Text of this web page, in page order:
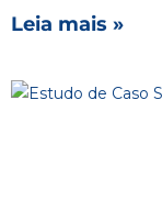
Leia mais »